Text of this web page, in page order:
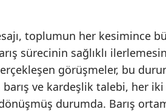
toplumun her kesimince
sürecinin sağlıklı
görüşmeler, bu
barış ve kardeşlik talebi, her
durumda. Barış